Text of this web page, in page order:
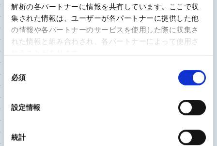
解析の各パートナーに情報を共有しています。ここで収
集された情報は、ユーザーが各パートナーに提供した他
の情報や各パートナーのサービスを使用した際に収集さ
れた情報と組み合わされ、各パートナーによって使用さ
必須
設定情報
統計
人工股関節の手術で知っておいたほう
がいいことはありますか？
川畑：手術中の合併症を心配される方もおられ
ます。その中でも感染症に対しては、クリーンル
ームと呼ばれる特別な部屋で手術を行い、手術
対策をとり感染症を予防しています。
人工股関節そのものの耐用年数は以前よ
り延びており、近年では約20年あるといわれて